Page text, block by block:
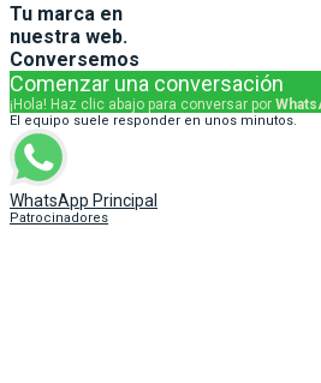
Tu marca en
nuestra web.
Conversemos
Comenzar una conversación
¡Hola! Haz clic abajo para conversar por
El equipo suele responder en unos minutos.
WhatsApp Principal
Patrocinadores